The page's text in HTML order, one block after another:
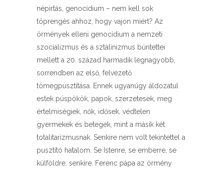
népirtás, genocídium – nem kell sok
töprengés ahhoz, hogy vajon miért? Az
örmények elleni genocídium a nemzeti
szocializmus és a sztálinizmus bűntettei
mellett a 20. század harmadik legnagyobb,
sorrendben az első, felvezető
tömegpusztítása. Ennek ugyanúgy áldozatul
estek püspökök, papok, szerzetesek, meg
értelmiségiek, nők, idősek, védtelen
gyermekek és betegek, mint a másik két
totalitarizmusnak. Senkire nem volt tekintettel a
pusztító hatalom. Se Istenre, se emberre, se
külföldre, senkire. Ferenc pápa az örmény